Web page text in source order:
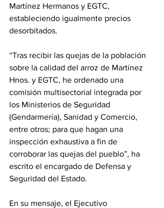
Martínez Hermanos y EGTC,
estableciendo igualmente precios
desorbitados.
“Tras recibir las quejas de la población
sobre la calidad del arroz de Martínez
Hnos. y EGTC, he ordenado una
comisión multisectorial integrada por
los Ministerios de Seguridad
(Gendarmería), Sanidad y Comercio,
entre otros; para que hagan una
inspección exhaustiva a fin de
corroborar las quejas del pueblo”, ha
escrito el encargado de Defensa y
Seguridad del Estado.
En su mensaje, el Ejecutivo